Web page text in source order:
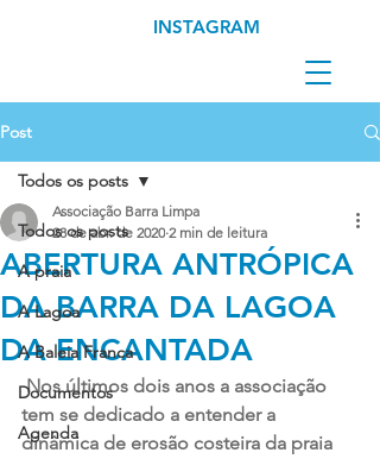
INSTAGRAM
Post
Todos os posts
A praia
A Lagoa
A Baleia Franca
Documentos
Agenda
Todos os posts
ABERTURA ANTRÓPICA
DA BARRA DA LAGOA
DA ENCANTADA
Associação Barra Limpa
28 de abr. de 2020 2 min de leitura
Nos últimos dois anos a associação
tem se dedicado a entender a
dinâmica de erosão costeira da praia